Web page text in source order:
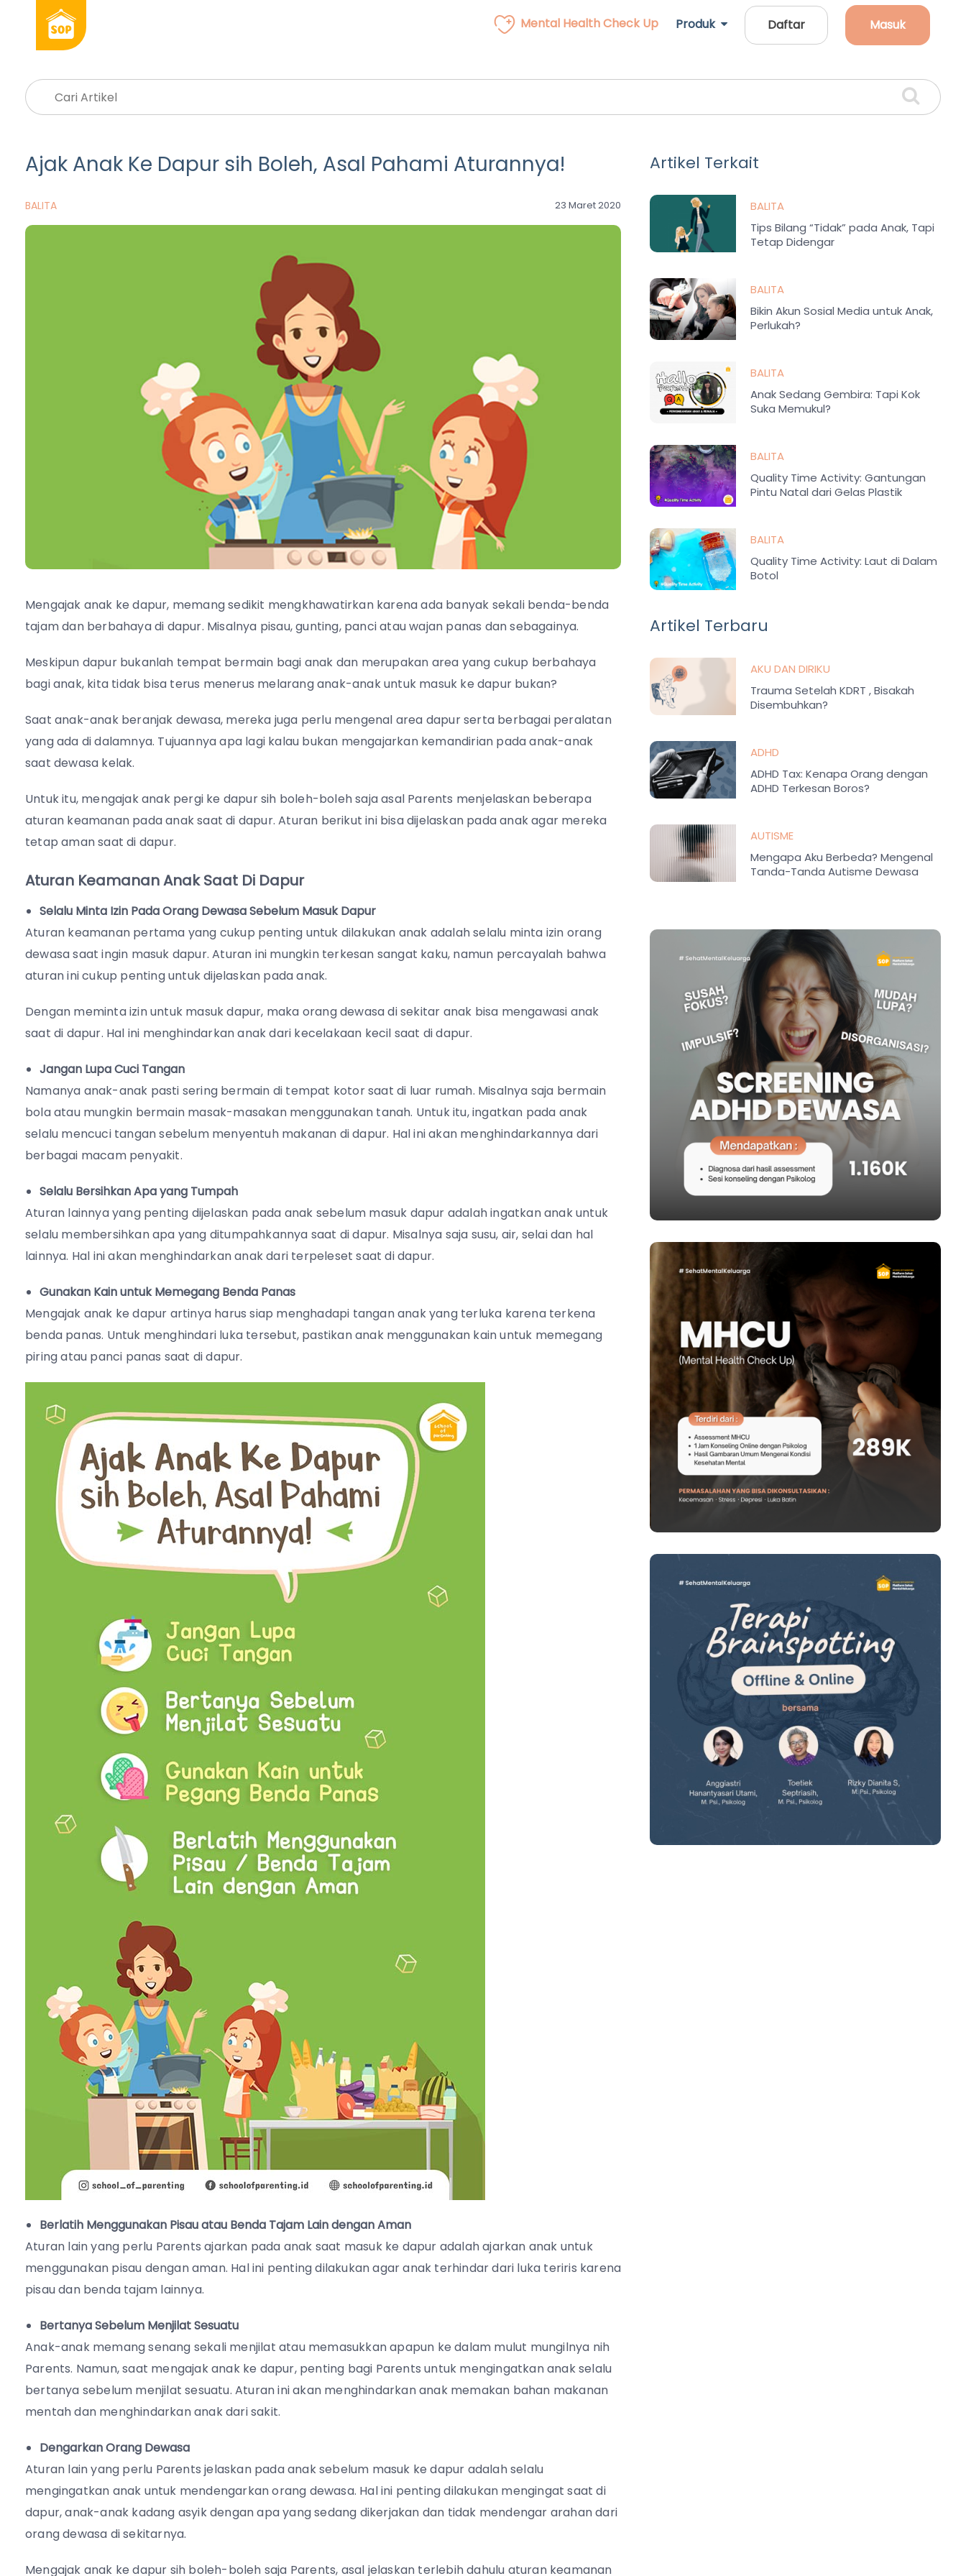
Mental Health Check Up Produk Daftar Masuk
Ajak Anak Ke Dapur sih Boleh, Asal Pahami Aturannya!
BALITA 23 Maret 2020
Mengajak anak ke dapur, memang sedikit mengkhawatirkan karena ada banyak sekali benda-benda
tajam dan berbahaya di dapur. Misalnya pisau, gunting, panci atau wajan panas dan sebagainya.
Meskipun dapur bukanlah tempat bermain bagi anak dan merupakan area yang cukup berbahaya
bagi anak, kita tidak bisa terus menerus melarang anak-anak untuk masuk ke dapur bukan?
Saat anak-anak beranjak dewasa, mereka juga perlu mengenal area dapur serta berbagai peralatan
yang ada di dalamnya. Tujuannya apa lagi kalau bukan mengajarkan kemandirian pada anak-anak
saat dewasa kelak.
Untuk itu, mengajak anak pergi ke dapur sih boleh-boleh saja asal Parents menjelaskan beberapa
aturan keamanan pada anak saat di dapur. Aturan berikut ini bisa dijelaskan pada anak agar mereka
tetap aman saat di dapur.
Aturan Keamanan Anak Saat Di Dapur
Selalu Minta Izin Pada Orang Dewasa Sebelum Masuk Dapur
Aturan keamanan pertama yang cukup penting untuk dilakukan anak adalah selalu minta izin orang
dewasa saat ingin masuk dapur. Aturan ini mungkin terkesan sangat kaku, namun percayalah bahwa
aturan ini cukup penting untuk dijelaskan pada anak.
Dengan meminta izin untuk masuk dapur, maka orang dewasa di sekitar anak bisa mengawasi anak
saat di dapur. Hal ini menghindarkan anak dari kecelakaan kecil saat di dapur.
Jangan Lupa Cuci Tangan
Namanya anak-anak pasti sering bermain di tempat kotor saat di luar rumah. Misalnya saja bermain
bola atau mungkin bermain masak-masakan menggunakan tanah. Untuk itu, ingatkan pada anak
selalu mencuci tangan sebelum menyentuh makanan di dapur. Hal ini akan menghindarkannya dari
berbagai macam penyakit.
Selalu Bersihkan Apa yang Tumpah
Aturan lainnya yang penting dijelaskan pada anak sebelum masuk dapur adalah ingatkan anak untuk
selalu membersihkan apa yang ditumpahkannya saat di dapur. Misalnya saja susu, air, selai dan hal
lainnya. Hal ini akan menghindarkan anak dari terpeleset saat di dapur.
Gunakan Kain untuk Memegang Benda Panas
Mengajak anak ke dapur artinya harus siap menghadapi tangan anak yang terluka karena terkena
benda panas. Untuk menghindari luka tersebut, pastikan anak menggunakan kain untuk memegang
piring atau panci panas saat di dapur.
Berlatih Menggunakan Pisau atau Benda Tajam Lain dengan Aman
Aturan lain yang perlu Parents ajarkan pada anak saat masuk ke dapur adalah ajarkan anak untuk
menggunakan pisau dengan aman. Hal ini penting dilakukan agar anak terhindar dari luka teriris karena
pisau dan benda tajam lainnya.
Bertanya Sebelum Menjilat Sesuatu
Anak-anak memang senang sekali menjilat atau memasukkan apapun ke dalam mulut mungilnya nih
Parents. Namun, saat mengajak anak ke dapur, penting bagi Parents untuk mengingatkan anak selalu
bertanya sebelum menjilat sesuatu. Aturan ini akan menghindarkan anak memakan bahan makanan
mentah dan menghindarkan anak dari sakit.
Dengarkan Orang Dewasa
Aturan lain yang perlu Parents jelaskan pada anak sebelum masuk ke dapur adalah selalu
mengingatkan anak untuk mendengarkan orang dewasa. Hal ini penting dilakukan mengingat saat di
dapur, anak-anak kadang asyik dengan apa yang sedang dikerjakan dan tidak mendengar arahan dari
orang dewasa di sekitarnya.
Mengajak anak ke dapur sih boleh-boleh saja Parents, asal jelaskan terlebih dahulu aturan keamanan
Artikel Terkait
BALITA
Tips Bilang “Tidak” pada Anak, Tapi
Tetap Didengar
BALITA
Bikin Akun Sosial Media untuk Anak,
Perlukah?
BALITA
Anak Sedang Gembira: Tapi Kok
Suka Memukul?
BALITA
Quality Time Activity: Gantungan
Pintu Natal dari Gelas Plastik
BALITA
Quality Time Activity: Laut di Dalam
Botol
Artikel Terbaru
AKU DAN DIRIKU
Trauma Setelah KDRT , Bisakah
Disembuhkan?
ADHD
ADHD Tax: Kenapa Orang dengan
ADHD Terkesan Boros?
AUTISME
Mengapa Aku Berbeda? Mengenal
Tanda-Tanda Autisme Dewasa